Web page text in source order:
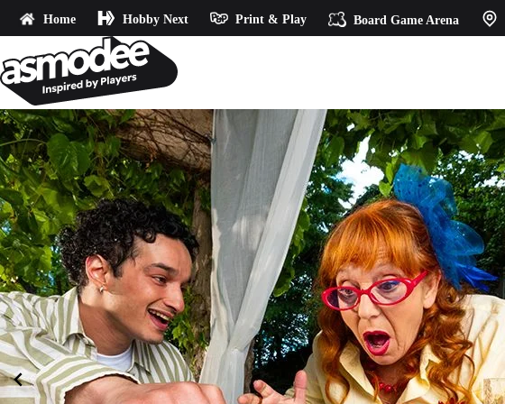
Home Hobby Next Print & Play Board Game Arena